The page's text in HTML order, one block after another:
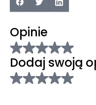
Opinie
Dodaj swoją